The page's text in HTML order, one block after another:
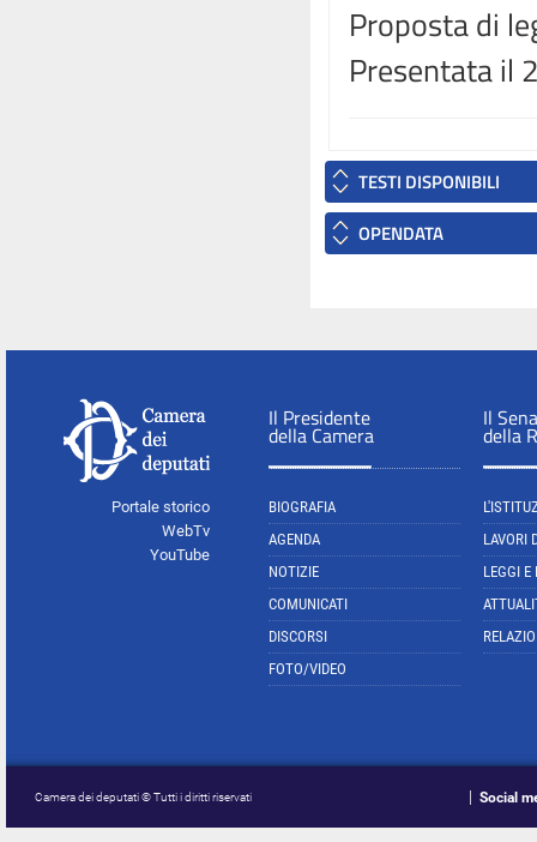
Proposta di
Presentata il
TESTI DISPONIBILI
OPENDATA
Portale storico
WebTv
YouTube
Il Presidente
della Camera
BIOGRAFIA
AGENDA
NOTIZIE
COMUNICATI
DISCORSI
FOTO/VIDEO
Il
della
LAVORI
LEGGI E
Camera dei deputati © Tutti i diritti riservati Social